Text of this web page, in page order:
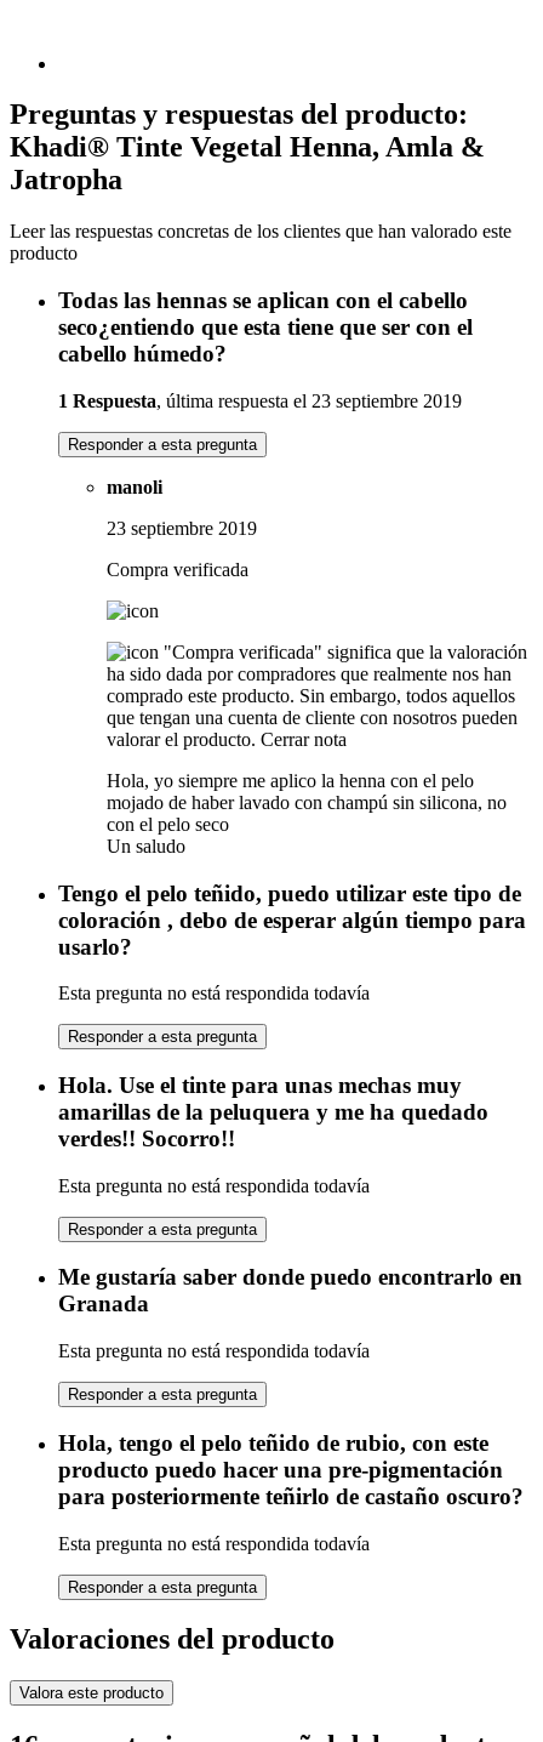
Preguntas y respuestas del producto:
Khadi® Tinte Vegetal Henna, Amla &
Jatropha
Leer las respuestas concretas de los clientes que han valorado este
producto
Todas las hennas se aplican con el cabello
seco¿entiendo que esta tiene que ser con el
cabello húmedo?
1 Respuesta, última respuesta el 23 septiembre 2019
Responder a esta pregunta
manoli
23 septiembre 2019
Compra verificada
"Compra verificada" significa que la valoración
ha sido dada por compradores que realmente nos han
comprado este producto. Sin embargo, todos aquellos
que tengan una cuenta de cliente con nosotros pueden
valorar el producto. Cerrar nota
Hola, yo siempre me aplico la henna con el pelo
mojado de haber lavado con champú sin silicona, no
con el pelo seco
Un saludo
Tengo el pelo teñido, puedo utilizar este tipo de
coloración , debo de esperar algún tiempo para
usarlo?
Esta pregunta no está respondida todavía
Responder a esta pregunta
Hola. Use el tinte para unas mechas muy
amarillas de la peluquera y me ha quedado
verdes!! Socorro!!
Esta pregunta no está respondida todavía
Responder a esta pregunta
Me gustaría saber donde puedo encontrarlo en
Granada
Esta pregunta no está respondida todavía
Responder a esta pregunta
Hola, tengo el pelo teñido de rubio, con este
producto puedo hacer una pre-pigmentación
para posteriormente teñirlo de castaño oscuro?
Esta pregunta no está respondida todavía
Responder a esta pregunta
Valoraciones del producto
Valora este producto